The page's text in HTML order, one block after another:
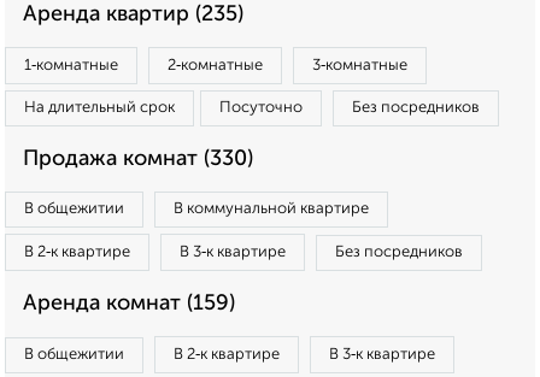
Аренда квартир (235)
1‑комнатные 2‑комнатные 3‑комнатные
На длительный срок Посуточно Без посредников
Продажа комнат (330)
В общежитии В коммунальной квартире
В 2‑к квартире В 3‑к квартире Без посредников
Аренда комнат (159)
В общежитии В 2‑к квартире В 3‑к квартире